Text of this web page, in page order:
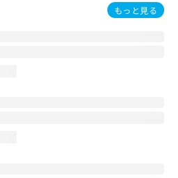
もっと見る